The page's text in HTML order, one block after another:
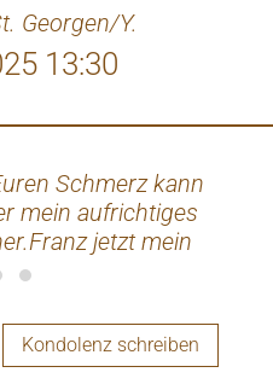
Georgen/Y.
13:30
Schmerz kann
mein aufrichtiges
jetzt mein
di.
Kondolenz schreiben